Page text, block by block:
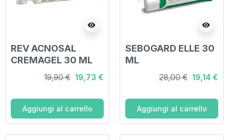
visibility
REV ACNOSAL
CREMAGEL 30 ML
19,90 € 19,73 €
Aggiungi al carrello
visibility
SEBOGARD ELLE 30
ML
28,00 € 19,14 €
Aggiungi al carrello